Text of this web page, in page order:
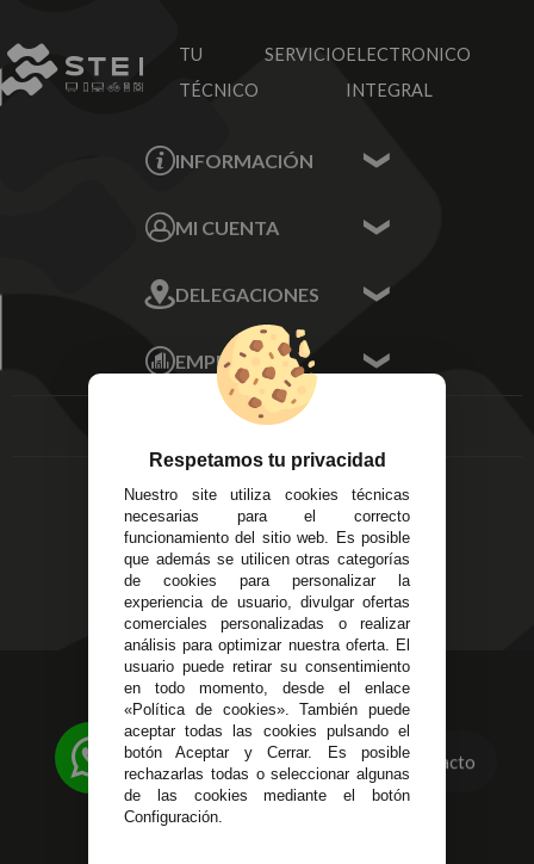
TU SERVICIO
TÉCNICO
ELECTRONICO
INTEGRAL
INFORMACIÓN
Sobre nosotros
MI CUENTA
Mis Direcciones
Mis Pedidos
Mis favoritos
FAQ's
DELEGACIONES
Écija - Sevilla
Av. Plaza de Toros.
Local 3
Córdoba
14
Alzira - Valencia
C/ Esplugues, 135
EMPRESA
Aviso Legal
Devoluciones
Política de Privacidad
Pago Seguro
Terminos y
Condiciones Generales
Políticas de Cookies
623 23 31 98
Atendemos Whatsapp
955 44 45 43/955 44 45 44
info@steielectronica.com
Contacto
Respetamos tu privacidad
Nuestro site utiliza cookies técnicas
necesarias para el correcto
funcionamiento del sitio web. Es posible
que además se utilicen otras categorías
de cookies para personalizar la
experiencia de usuario, divulgar ofertas
comerciales personalizadas o realizar
análisis para optimizar nuestra oferta. El
usuario puede retirar su consentimiento
en todo momento, desde el enlace
«Política de cookies». También puede
aceptar todas las cookies pulsando el
botón Aceptar y Cerrar. Es posible
rechazarlas todas o seleccionar algunas
de las cookies mediante el botón
Configuración.